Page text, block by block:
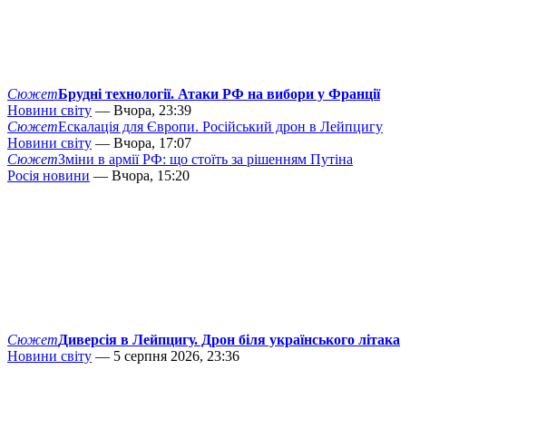
СюжетБрудні технології. Атаки РФ на вибори у Франції
Новини світу — Вчора, 23:39
СюжетЕскалація для Європи. Російський дрон в Лейпцигу
Новини світу — Вчора, 17:07
СюжетЗміни в армії РФ: що стоїть за рішенням Путіна
Росія новини — Вчора, 15:20
СюжетДиверсія в Лейпцигу. Дрон біля українського літака
Новини світу — 5 серпня 2026, 23:36